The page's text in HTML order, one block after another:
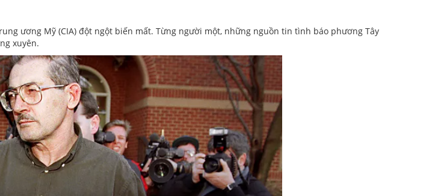
ương Mỹ (CIA) đột ngột biến mất. Từng người một, những nguồn tin tình báo phương Tây
xuyên.